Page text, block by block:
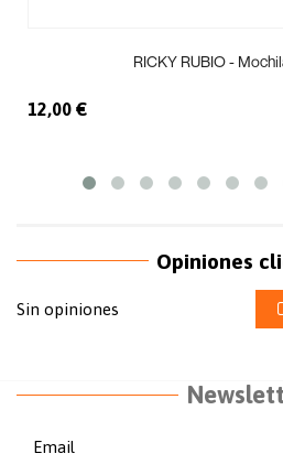
RICKY RUBIO -
12,00 €
Opiniones
Sin opiniones